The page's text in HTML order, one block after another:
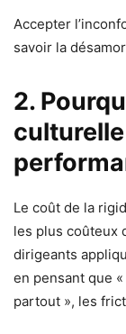
Accepter
savoir la
2.
Le coût de la
les plus coûteux
dirigeants
en pensant que
partout », les